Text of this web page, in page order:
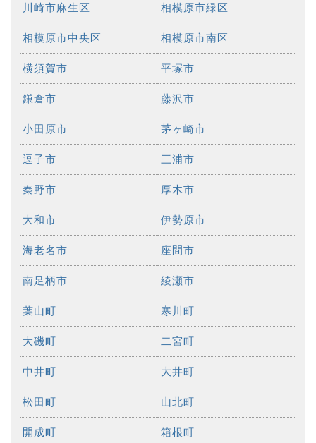
川崎市麻生区 相模原市緑区
相模原市中央区 相模原市南区
横須賀市 平塚市
鎌倉市 藤沢市
小田原市 茅ヶ崎市
逗子市 三浦市
秦野市 厚木市
大和市 伊勢原市
海老名市 座間市
南足柄市 綾瀬市
葉山町 寒川町
大磯町 二宮町
中井町 大井町
松田町 山北町
開成町 箱根町